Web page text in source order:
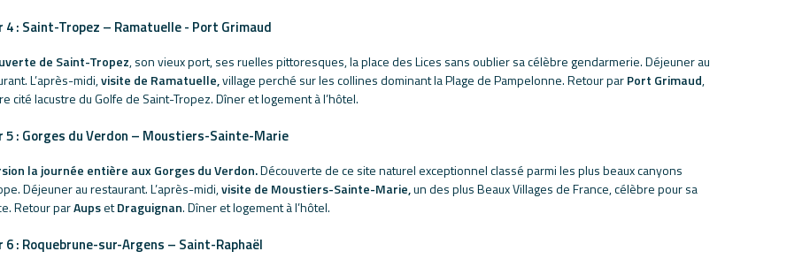
4 : Saint-Tropez – Ramatuelle - Port Grimaud
de Saint-Tropez, son vieux port, ses ruelles pittoresques, la place des Lices sans oublier sa célèbre gendarmerie. Déjeuner au
L’après-midi,visite de Ramatuelle,village perché sur les collines dominant la Plage de Pampelonne. Retour parPort Grimaud,
cité lacustre du Golfe de Saint-Tropez. Dîner et logement à l’hôtel.
5 : Gorges du Verdon – Moustiers-Sainte-Marie
la journée entière aux Gorges du Verdon.Découverte de ce site naturel exceptionnel classé parmi les plus beaux canyons
Déjeuner au restaurant. L’après-midi,visite de Moustiers-Sainte-Marie,un des plus Beaux Villages de France, célèbre pour sa
Retour parAupsetDraguignan. Dîner et logement à l’hôtel.
6 : Roquebrune-sur-Argens – Saint-Raphaël